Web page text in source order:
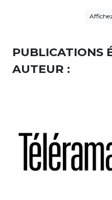
PUBLICATIONS
AUTEUR :